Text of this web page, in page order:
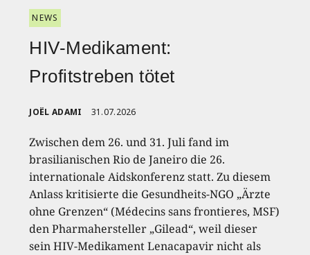
NEWS
HIV-Medikament:
Profitstreben tötet
JOËL ADAMI 31.07.2026
Zwischen dem 26. und 31. Juli fand im
brasilianischen Rio de Janeiro die 26.
internationale Aidskonferenz statt. Zu diesem
Anlass kritisierte die Gesundheits-NGO „Ärzte
ohne Grenzen“ (Médecins sans frontieres, MSF)
den Pharmahersteller „Gilead“, weil dieser
sein HIV-Medikament Lenacapavir nicht als